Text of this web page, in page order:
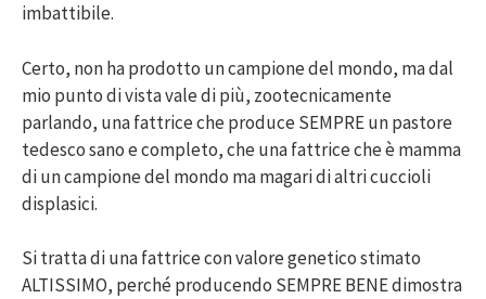
imbattibile.
Certo, non ha prodotto un campione del mondo, ma dal
mio punto di vista vale di più, zootecnicamente
parlando, una fattrice che produce SEMPRE un pastore
tedesco sano e completo, che una fattrice che è mamma
di un campione del mondo ma magari di altri cuccioli
displasici.
Si tratta di una fattrice con valore genetico stimato
ALTISSIMO, perché producendo SEMPRE BENE dimostra